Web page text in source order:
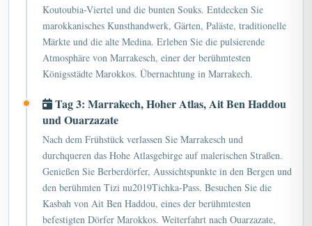
marokkanisches Kunsthandwerk, Gärten, Paläste, traditionelle
Märkte und die alte Medina. Erleben Sie die pulsierende
Atmosphäre von Marrakesch, einer der berühmtesten
Königsstädte Marokkos. Übernachtung in Marrakech.
und Ouarzazate
Nach dem Frühstück verlassen Sie Marrakesch und
durchqueren das Hohe Atlasgebirge auf malerischen Straßen.
Genießen Sie Berberdörfer, Aussichtspunkte in den Bergen und
den berühmten Tizi nu2019Tichka-Pass. Besuchen Sie die
Kasbah von Ait Ben Haddou, eines der berühmtesten
befestigten Dörfer Marokkos. Weiterfahrt nach Ouarzazate,
bekannt als das Tor zur Wüste und als Filmhauptstadt